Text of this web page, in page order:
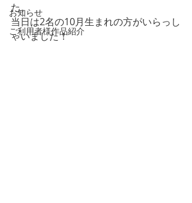
お知らせ
ご利用者様作品紹介
た。
当日は2名の10月生まれの方がいらっし
ゃいました！